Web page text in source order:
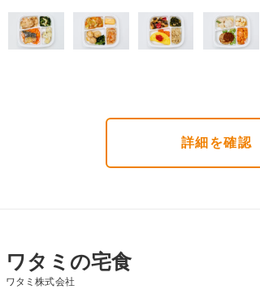
たんぱく調整食
426円(1食分/税込)
カロリー調整食
426円(1食分/税込)
詳細 を確認
ワタミの宅食
ワタミ株式会社